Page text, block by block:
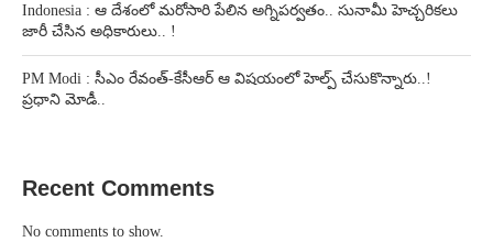
Indonesia : ఆ దేశంలో మరోసారి పేలిన అగ్నిపర్వతం.. సునామీ హెచ్చరికలు
జారీ చేసిన అధికారులు.. !
PM Modi : సీఎం రేవంత్-కేసీఆర్ ఆ విషయంలో హెల్ప్ చేసుకొన్నారు..!
ప్రధాని మోడీ..
Recent Comments
No comments to show.